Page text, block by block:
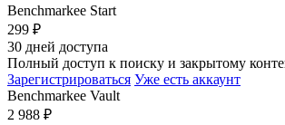
Siri
Benchmarkee Start
299 ₽
30 дней доступа
Полный доступ к поиску и закрытому
Зарегистрироваться Уже есть аккаунт
Mercury
Benchmarkee Vault
2 988 ₽